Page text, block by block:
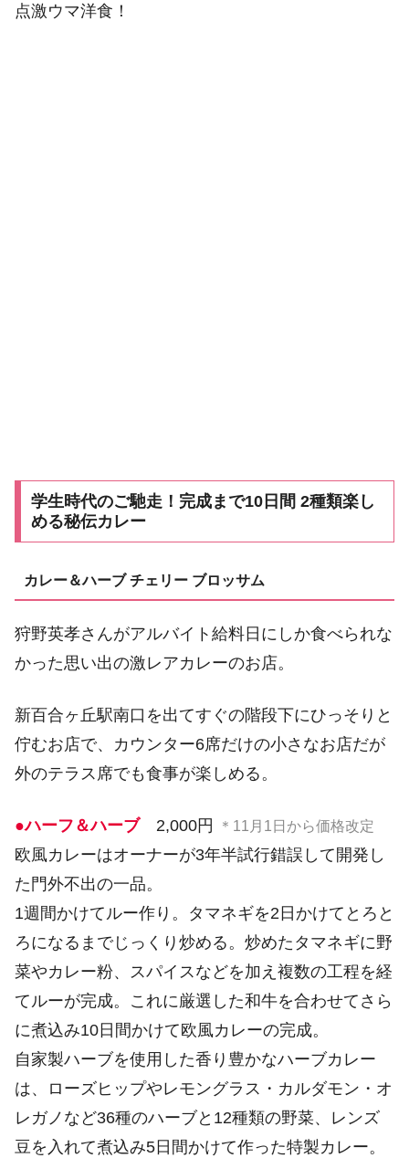
点激ウマ洋食！
学生時代のご馳走！完成まで10日間 2種類楽し
める秘伝カレー
カレー＆ハーブ チェリー ブロッサム
狩野英孝さんがアルバイト給料日にしか食べられな
かった思い出の激レアカレーのお店。
新百合ヶ丘駅南口を出てすぐの階段下にひっそりと
佇むお店で、カウンター6席だけの小さなお店だが
外のテラス席でも食事が楽しめる。
●ハーフ＆ハーブ2,000円 ＊11月1日から価格改定
欧風カレーはオーナーが3年半試行錯誤して開発し
た門外不出の一品。
1週間かけてルー作り。タマネギを2日かけてとろと
ろになるまでじっくり炒める。炒めたタマネギに野
菜やカレー粉、スパイスなどを加え複数の工程を経
てルーが完成。これに厳選した和牛を合わせてさら
に煮込み10日間かけて欧風カレーの完成。
自家製ハーブを使用した香り豊かなハーブカレー
は、ローズヒップやレモングラス・カルダモン・オ
レガノなど36種のハーブと12種類の野菜、レンズ
豆を入れて煮込み5日間かけて作った特製カレー。